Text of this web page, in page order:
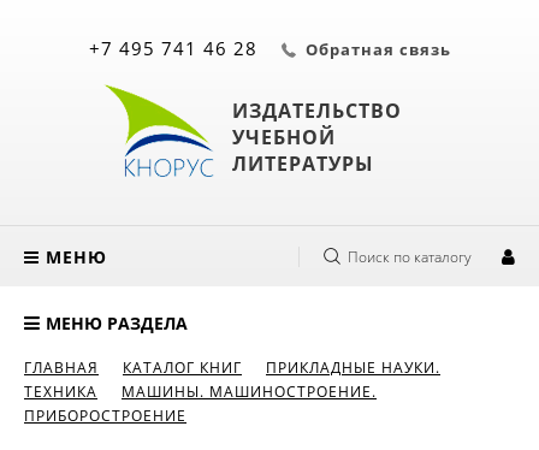
ИЗДАТЕЛЬСТВО
УЧЕБНОЙ
ЛИТЕРАТУРЫ
+7 495 741 46 28 Обратная связь
МЕНЮ Поиск по каталогу
МЕНЮ РАЗДЕЛА
ГЛАВНАЯ КАТАЛОГ КНИГ
ПРИКЛАДНЫЕ НАУКИ.
ТЕХНИКА
МАШИНЫ. МАШИНОСТРОЕНИЕ.
ПРИБОРОСТРОЕНИЕ